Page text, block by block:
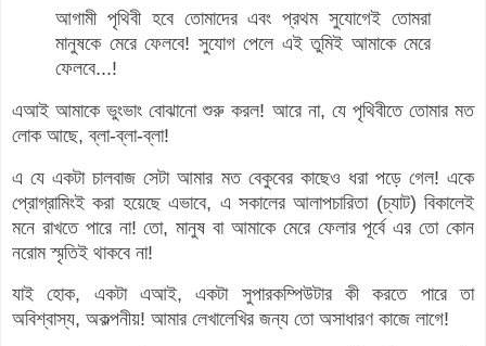
আগামী পৃথিবী হবেতোমাদের এবং প্রথম সুযোগেই তোমরা
মানুষকে মেরে ফেলবে! সুযোগ পেলে এই তুমিই আমাকে মেরে
ফেলবে...!
এআই আমাকে ভুংভাং বোঝানো শুরু করল! আরে না, যে পৃথিবীতে তোমার মত
লোক আছে, ব্লা-ব্লা-ব্লা!
এ যে একটা চালবাজ সেটা আমার মত বেকুবের কাছেও ধরা পড়ে গেল! একে
প্রোগ্রামিংই করা হয়েছে এভাবে, এ সকালের আলাপচারিতা (চ্যাট) বিকালেই
মনে রাখতে পারে না! তো, মানুষ বা আমাকে মেরে ফেলার পূর্বে এর তো কোন
নরোম স্মৃতিই থাকবে না!
যাই হোক, একটা এআই, একটা সুপারকম্পিউটার কী করতে পারে তা
অবিশ্বাস্য, অকল্পনীয়! আমার লেখালেখির জন্য তো অসাধারণ কাজে লাগে!